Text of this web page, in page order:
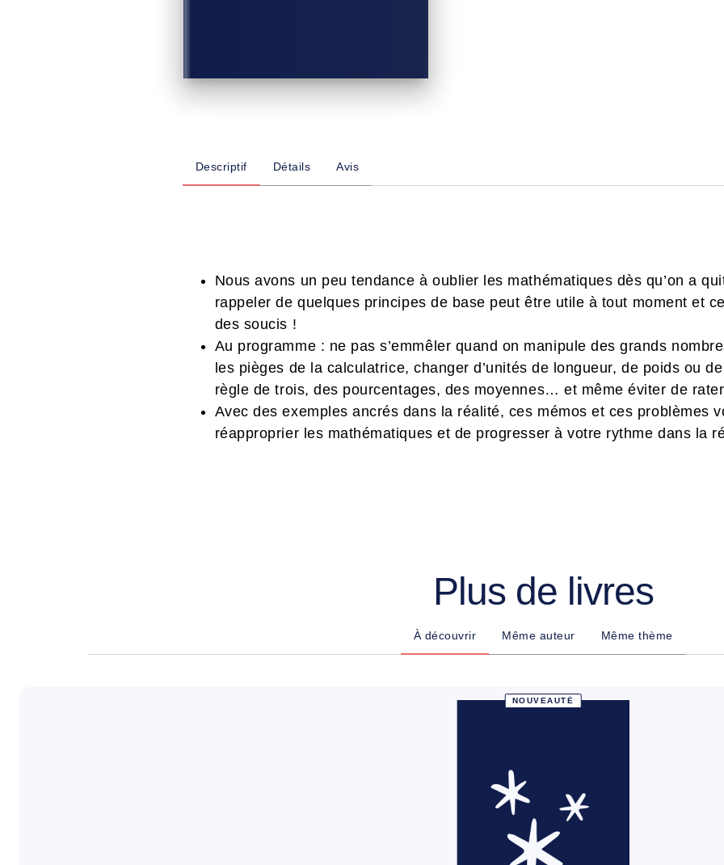
Descriptif Détails Avis
Nous avons un peu tendance à oublier les mathématiques dès qu’on a
rappeler de quelques principes de base peut être utile à tout moment et
des soucis !
Au programme : ne pas s’emmêler quand on manipule des grands
les pièges de la calculatrice, changer d’unités de longueur, de poids ou
règle de trois, des pourcentages, des moyennes… et même éviter de
Avec des exemples ancrés dans la réalité, ces mémos et ces problèmes
réapproprier les mathématiques et de progresser à votre rythme dans la
Plus de livres
À découvrir Même auteur Même thème
NOUVEAUTÉ